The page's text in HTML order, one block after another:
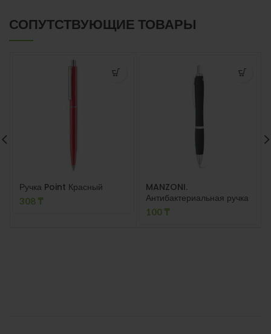
СОПУТСТВУЮЩИЕ ТОВАРЫ
Ручка Point Красный
308 ₸
MANZONI.
Антибактериальная ручка
Чёрный
100 ₸